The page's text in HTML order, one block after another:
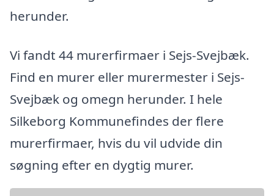
herunder.
Vi fandt 44 murerfirmaer i Sejs-Svejbæk.
Find en murer eller murermester i Sejs-
Svejbæk og omegn herunder. I hele
Silkeborg Kommunefindes der flere
murerfirmaer, hvis du vil udvide din
søgning efter en dygtig murer.